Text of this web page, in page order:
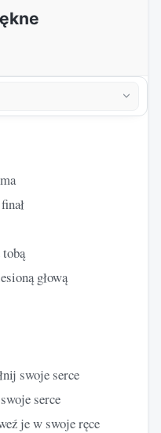
głową
swoje serce
serce
je w swoje ręce